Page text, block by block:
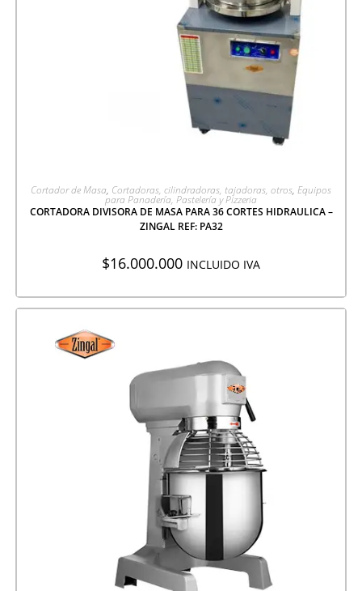
AGREGAR A COTIZACIÓN
Cortador de Masa, Cortadoras, cilindradoras, tajadoras, otros, Equipos
para Panadería, Pastelería y Pizzeria
CORTADORA DIVISORA DE MASA PARA 36 CORTES HIDRAULICA –
ZINGAL REF: PA32
$16.000.000 INCLUIDO IVA